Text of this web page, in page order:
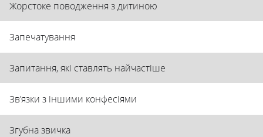
Жорстоке поводження з дитиною
Запечатування
Запитання, які ставлять найчастіше
Зв’язки з іншими конфесіями
Згубна звичка